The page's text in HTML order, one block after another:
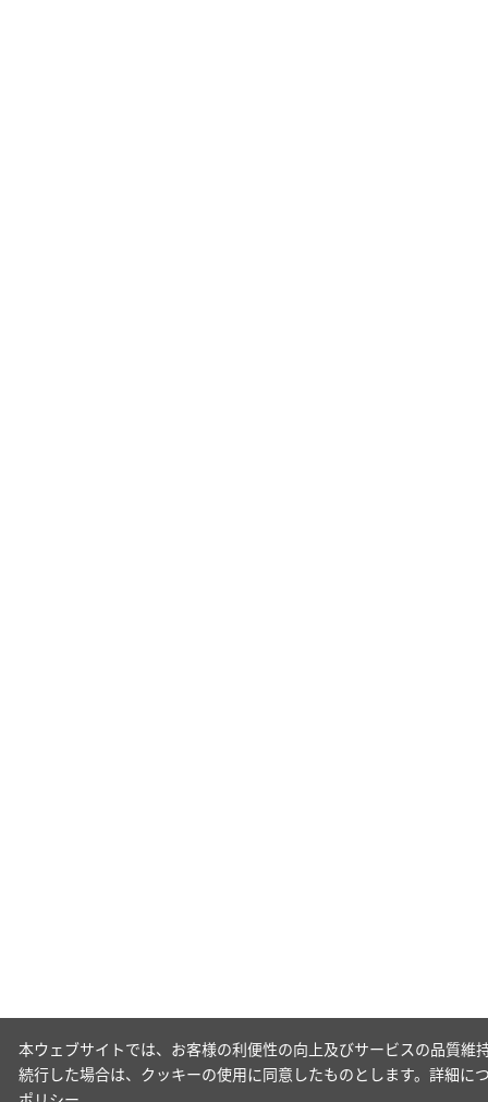
本ウェブサイトでは、お客様の利便性の向上及びサービスの品質
続行した場合は、クッキーの使用に同意したものとします。詳細